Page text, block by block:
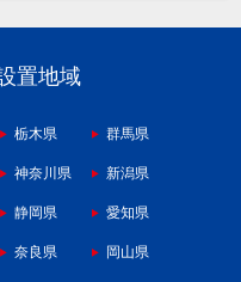
置地域
栃木県 群馬県
神奈川県 新潟県
静岡県 愛知県
奈良県 岡山県